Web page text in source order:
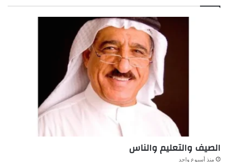
الصيف والتعليم والناس
منذ أسبوع واحد